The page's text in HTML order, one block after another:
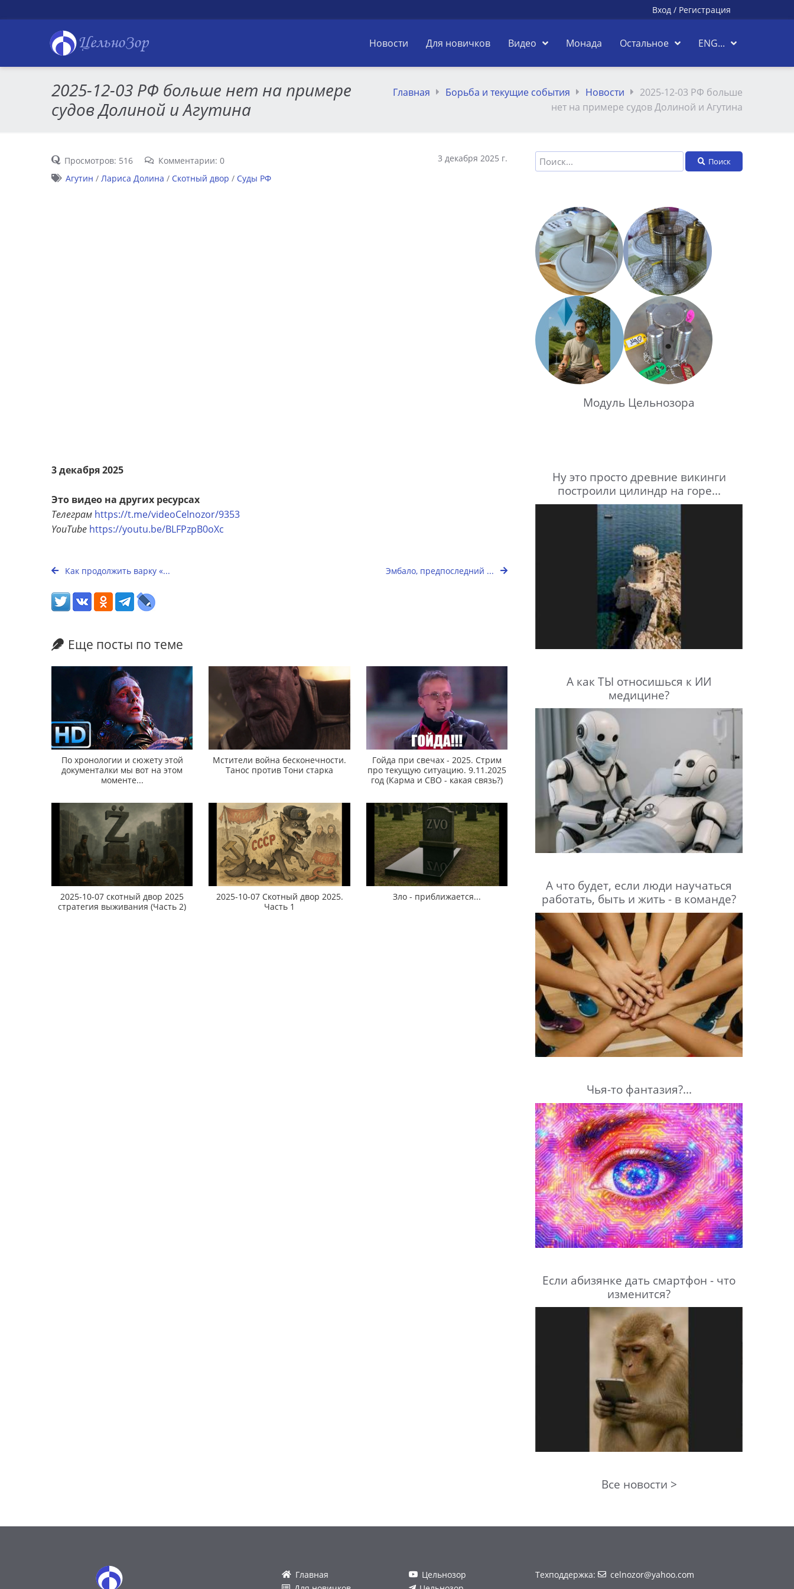
Вход / Регистрация
ЦельноЗор Новости Для новичков Видео Монада Остальное ENG...
2025-12-03 РФ больше нет на примере
судов Долиной и Агутина
Главная Борьба и текущие события Новости
2025-12-03 РФ больше
нет на примере судов Долиной и Агутина
Просмотров: 516 Комментарии: 0
3 декабря 2025 г.
Агутин / Лариса Долина / Скотный двор / Суды РФ
3 декабря 2025
Это видео на других ресурсах
Телеграм https://t.me/videoCelnozor/9353
YouTube https://youtu.be/BLFPzpB0oXc
Как продолжить варку «... Эмбало, предпоследний ...
Еще посты по теме
По хронологии и сюжету этой
документалки мы вот на этом
моменте...
Мстители война бесконечности.
Танос против Тони старка
Гойда при свечах - 2025. Стрим
про текущую ситуацию. 9.11.2025
год (Карма и СВО - какая связь?)
2025-10-07 скотный двор 2025
стратегия выживания (Часть 2)
2025-10-07 Скотный двор 2025.
Часть 1
Зло - приближается...
Поиск
Модуль Цельнозора
Ну это просто древние викинги
построили цилиндр на горе...
А как ТЫ относишься к ИИ
медицине?
А что будет, если люди научаться
работать, быть и жить - в команде?
Чья-то фантазия?...
Если абизянке дать смартфон - что
изменится?
Все новости >
Главная
Цельнозор
Техподдержка: celnozor@yahoo.com